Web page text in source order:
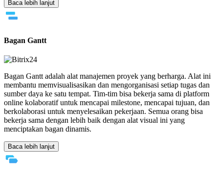
Baca lebih lanjut
Bagan Gantt
Bagan Gantt adalah alat manajemen proyek yang berharga. Alat ini
membantu memvisualisasikan dan mengorganisasi setiap tugas dan
sumber daya ke satu tempat. Tim-tim bisa bekerja sama di platform
online kolaboratif untuk mencapai milestone, mencapai tujuan, dan
berkolaborasi untuk menyelesaikan pekerjaan. Semua orang bisa
bekerja sama dengan lebih baik dengan alat visual ini yang
menciptakan bagan dinamis.
Baca lebih lanjut